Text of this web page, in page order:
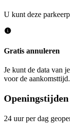
U kunt deze
Gratis annuleren
Je kunt de data van
voor de aankomsttijd.
Openingstijden
24 uur per dag